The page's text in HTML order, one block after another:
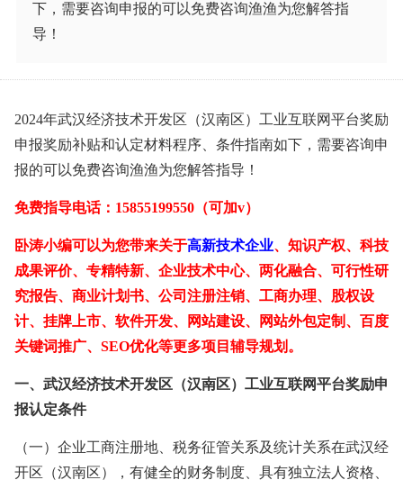
下，需要咨询申报的可以免费咨询渔渔为您解答指
导！
2024年武汉经济技术开发区（汉南区）工业互联网平台奖励
申报奖励补贴和认定材料程序、条件指南如下，需要咨询申
报的可以免费咨询渔渔为您解答指导！
免费指导电话： 15855199550（可加v）
卧涛小编可以为您带来关于高新技术企业、知识产权、科技
成果评价、专精特新、企业技术中心、两化融合、可行性研
究报告、商业计划书、公司注册注销、工商办理、股权设
计、挂牌上市、软件开发、网站建设、网站外包定制、百度
关键词推广、 SEO优化等更多项目辅导规划。
一、 武汉经济技术开发区（汉南区）工业互联网平台奖励申
报认定条件
（一）企业工商注册地、税务征管关系及统计关系在武汉经
开区（汉南区），有健全的财务制度、具有独立法人资格、